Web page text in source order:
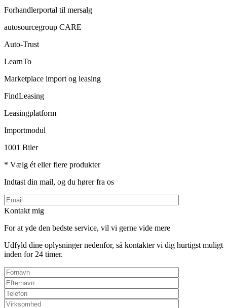
Forhandlerportal til mersalg
autosourcegroup CARE
Auto-Trust
LearnTo
Marketplace import og leasing
FindLeasing
Leasingplatform
Importmodul
1001 Biler
* Vælg ét eller flere produkter
Indtast din mail, og du hører fra os
Kontakt mig
For at yde den bedste service, vil vi gerne vide mere
Udfyld dine oplysninger nedenfor, så kontakter vi dig hurtigst muligt
inden for 24 timer.